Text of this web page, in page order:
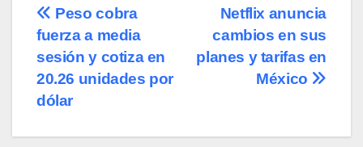
Navegación
de
entradas
Netflix anuncia
cambios en sus
planes y tarifas en
México
Peso cobra
fuerza a media
sesión y cotiza en
20.26 unidades por
dólar